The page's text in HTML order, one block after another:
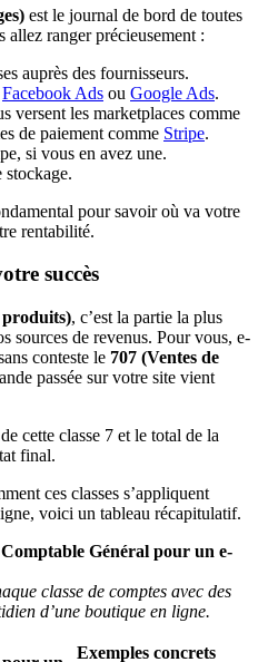
est le journal de bord de toutes
allez ranger précieusement :
auprès des fournisseurs.
Facebook Ads ou Google Ads.
versent les marketplaces comme
de paiement comme Stripe.
si vous en avez une.
pour savoir où va votre
rentabilité.
succès
produits), c’est la partie la plus
sources de revenus. Pour vous, e-
conteste le 707 (Ventes de
passée sur votre site vient
cette classe 7 et le total de la
final.
ces classes s’appliquent
voici un tableau récapitulatif.
Général pour un e-
classe de comptes avec des
d’une boutique en ligne.
Exemples concrets